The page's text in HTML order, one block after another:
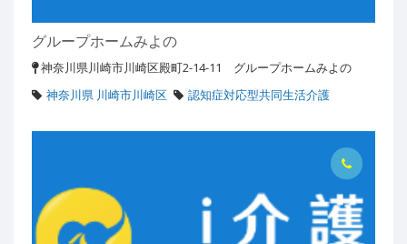
グループホームみよの
神奈川県川崎市川崎区殿町2-14-11 グループホームみよの
神奈川県 川崎市川崎区
認知症対応型共同生活介護